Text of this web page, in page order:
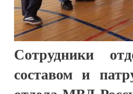
Сотрудники
составом и